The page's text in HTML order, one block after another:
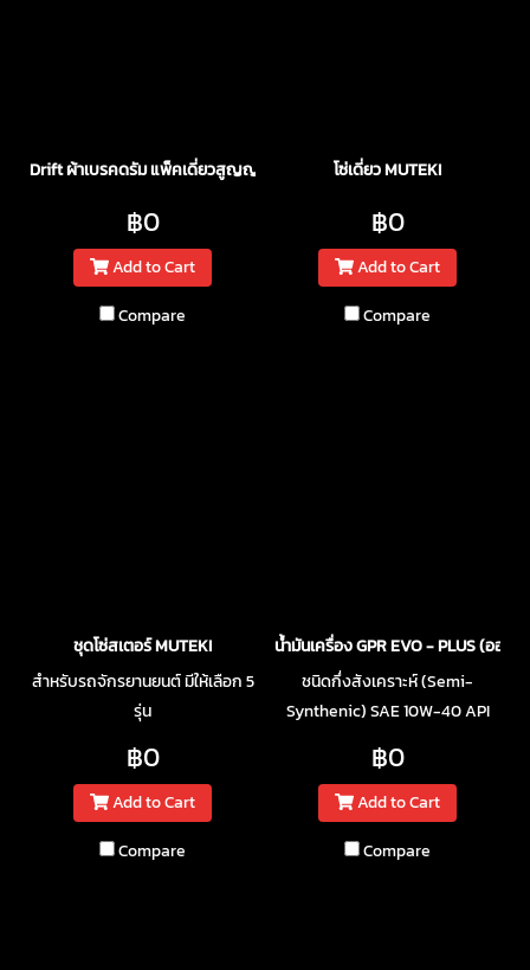
Drift ผ้าเบรคดรัม แพ็คเดี่ยวสูญญากาศ เหนียว แน่น หนึบ
฿0
Add to Cart
Compare
โซ่เดี่ยว MUTEKI
฿0
Add to Cart
Compare
ชุดโซ่สเตอร์ MUTEKI
สำหรับรถจักรยานยนต์ มีให้เลือก 5
รุ่น
฿0
Add to Cart
Compare
น้ำมันเครื่อง GPR EVO - PLUS (ออโต
ชนิดกึ่งสังเคราะห์ (Semi-
Synthenic) SAE 10W-40 API
฿0
Add to Cart
Compare